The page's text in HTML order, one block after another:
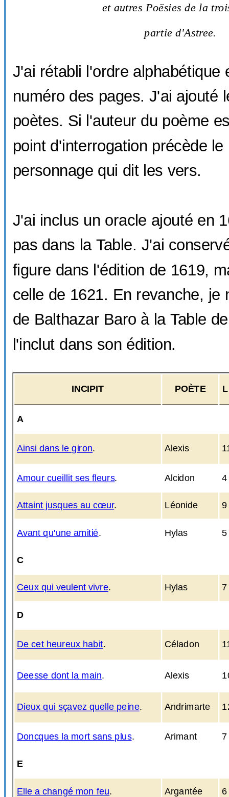
et autres Poësies de la
partie d'Astree.
J'ai rétabli l'ordre alphabétique
numéro des pages. J'ai ajouté
poètes. Si l'auteur du poème
point d'interrogation précède le
personnage qui dit les vers.
J'ai inclus un oracle ajouté en
pas dans la Table. J'ai
figure dans l'édition de 1619,
celle de 1621. En revanche, je
de Balthazar Baro à la Table
l'inclut dans son édition.
INCIPIT POÈTE
A
Ainsi dans le giron. Alexis
Amour cueillit ses fleurs. Alcidon 4
Attaint jusques au cœur. Léonide 9
Avant qu'une amitié. Hylas 5
C
Ceux qui veulent vivre. Hylas 7
D
De cet heureux habit. Céladon
Deesse dont la main. Alexis
Dieux qui sçavez quelle peine. Andrimarte
Doncques la mort sans plus. Arimant 7
E
Elle a changé mon feu. Argantée 6